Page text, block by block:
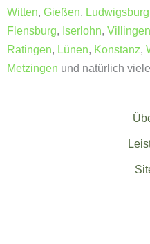
Witten, Gießen, Ludwigsburg
Flensburg, Iserlohn,
Ratingen, Lünen, Konstanz,
Metzingen und natürlich